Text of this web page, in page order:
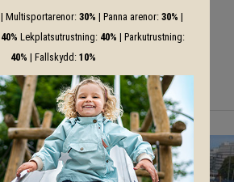
| Multisportarenor: 30% | Panna arenor: 30% |
40% Lekplatsutrustning: 40% | Parkutrustning:
40% | Fallskydd: 10%